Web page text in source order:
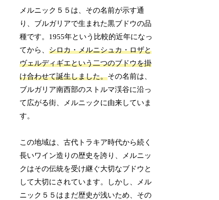
メルニック５５は、その名前が示す通
り、ブルガリアで生まれた黒ブドウの品
種です。1955年という比較的近年になっ
てから、シロカ・メルニシュカ・ロザと
ヴェルディギエという二つのブドウを掛
け合わせて誕生しました。その名前は、
ブルガリア南西部のストルマ渓谷に沿っ
て広がる街、メルニックに由来していま
す。
この地域は、古代トラキア時代から続く
長いワイン造りの歴史を誇り、メルニッ
クはその伝統を受け継ぐ大切なブドウと
して大切にされています。しかし、メル
ニック５５はまだ歴史が浅いため、その